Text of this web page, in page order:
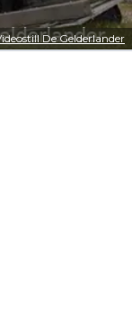
De Gelderlander